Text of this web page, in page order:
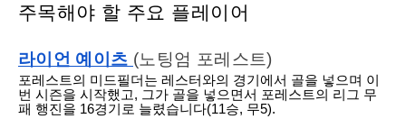
주목해야 할 주요 플레이어
라이언 예이츠 (노팅엄 포레스트)
포레스트의 미드필더는 레스터와의 경기에서 골을 넣으며 이
번 시즌을 시작했고, 그가 골을 넣으면서 포레스트의 리그 무
패 행진을 16경기로 늘렸습니다(11승, 무5).